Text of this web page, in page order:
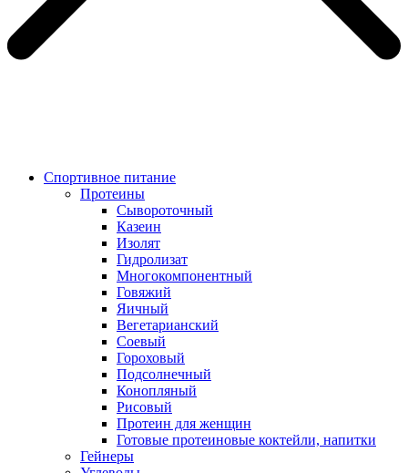
Спортивное питание
Протеины
Сывороточный
Казеин
Изолят
Гидролизат
Многокомпонентный
Говяжий
Яичный
Вегетарианский
Соевый
Гороховый
Подсолнечный
Конопляный
Рисовый
Протеин для женщин
Готовые протеиновые коктейли, напитки
Гейнеры